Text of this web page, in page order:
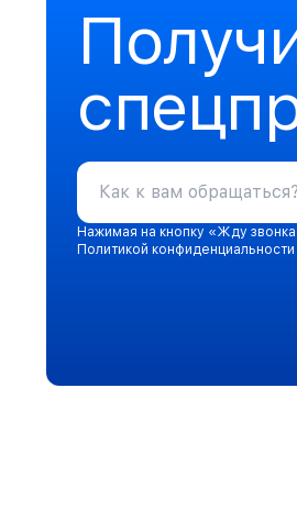
Нажимая на кнопку «Жду
Политикой конфиденциальности